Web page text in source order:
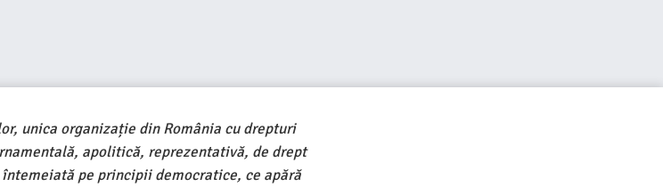
unica organizație din România cu drepturi
apolitică, reprezentativă, de drept
pe principii democratice, ce apără